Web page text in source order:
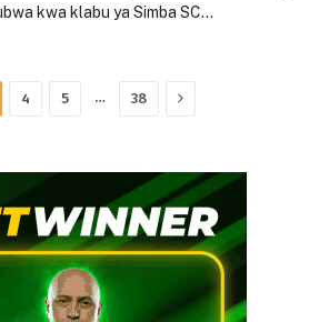
kwa klabu ya Simba SC…
4 5 … 38 Next